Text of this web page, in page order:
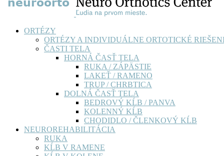
ORTÉZY
ORTÉZY A INDIVIDUÁLNE ORTOTICKÉ
ČASTI TELA
HORNÁ ČASŤ TELA
RUKA / ZÁPÄSTIE
LAKEŤ / RAMENO
TRUP / CHRBTICA
DOLNÁ ČASŤ TELA
BEDROVÝ KĹB / PANVA
KOLENNÝ KĹB
CHODIDLO / ČLENKOVÝ KĹB
NEUROREHABILITÁCIA
RUKA
KĹB V RAMENE